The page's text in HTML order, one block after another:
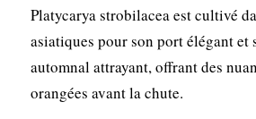
Platycarya strobilacea est cultivé
asiatiques pour son port élégant et
automnal attrayant, offrant des
orangées avant la chute.